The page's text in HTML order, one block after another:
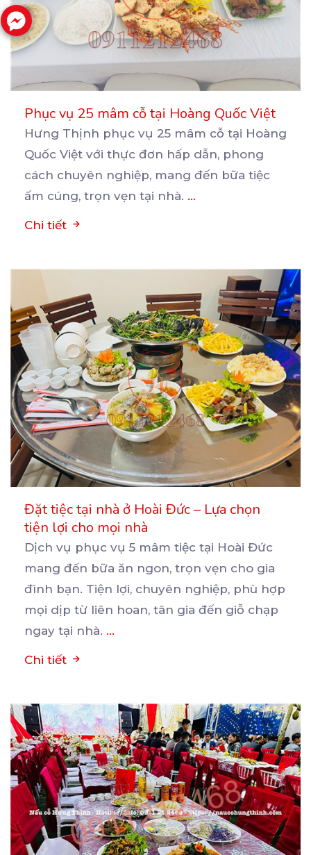
Phục vụ 25 mâm cỗ tại Hoàng Quốc Việt
Hưng Thịnh phục vụ 25 mâm cỗ tại Hoàng
Quốc Việt với thực đơn hấp dẫn, phong
cách chuyên nghiệp, mang đến bữa tiệc
ấm cúng, trọn vẹn tại nhà. ...
Chi tiết
Đặt tiệc tại nhà ở Hoài Đức – Lựa chọn
tiện lợi cho mọi nhà
Dịch vụ phục vụ 5 mâm tiệc tại Hoài Đức
mang đến bữa ăn ngon, trọn vẹn cho gia
đình bạn. Tiện lợi, chuyên nghiệp, phù hợp
mọi dịp từ liên hoan, tân gia đến giỗ chạp
ngay tại nhà. ...
Chi tiết